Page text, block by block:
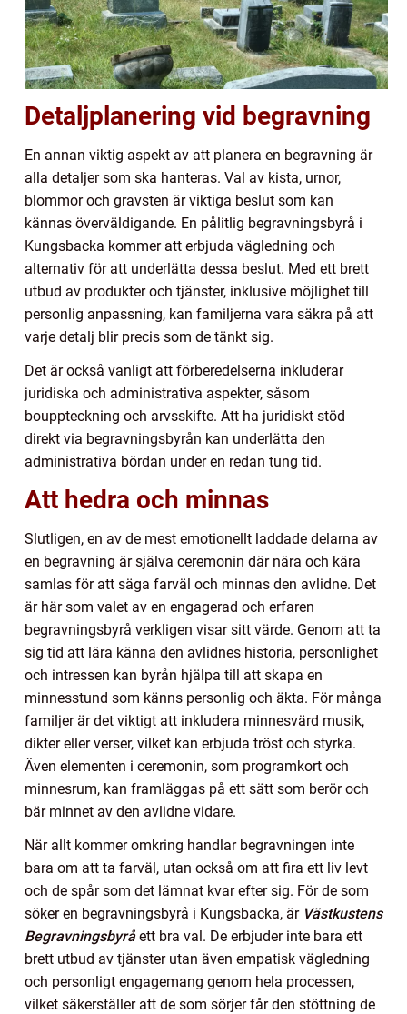
Detaljplanering vid begravning
En annan viktig aspekt av att planera en begravning är
alla detaljer som ska hanteras. Val av kista, urnor,
blommor och gravsten är viktiga beslut som kan
kännas överväldigande. En pålitlig begravningsbyrå i
Kungsbacka kommer att erbjuda vägledning och
alternativ för att underlätta dessa beslut. Med ett brett
utbud av produkter och tjänster, inklusive möjlighet till
personlig anpassning, kan familjerna vara säkra på att
varje detalj blir precis som de tänkt sig.
Det är också vanligt att förberedelserna inkluderar
juridiska och administrativa aspekter, såsom
bouppteckning och arvsskifte. Att ha juridiskt stöd
direkt via begravningsbyrån kan underlätta den
administrativa bördan under en redan tung tid.
Att hedra och minnas
Slutligen, en av de mest emotionellt laddade delarna av
en begravning är själva ceremonin där nära och kära
samlas för att säga farväl och minnas den avlidne. Det
är här som valet av en engagerad och erfaren
begravningsbyrå verkligen visar sitt värde. Genom att ta
sig tid att lära känna den avlidnes historia, personlighet
och intressen kan byrån hjälpa till att skapa en
minnesstund som känns personlig och äkta. För många
familjer är det viktigt att inkludera minnesvärd musik,
dikter eller verser, vilket kan erbjuda tröst och styrka.
Även elementen i ceremonin, som programkort och
minnesrum, kan framläggas på ett sätt som berör och
bär minnet av den avlidne vidare.
När allt kommer omkring handlar begravningen inte
bara om att ta farväl, utan också om att fira ett liv levt
och de spår som det lämnat kvar efter sig. För de som
söker en begravningsbyrå i Kungsbacka, är Västkustens
Begravningsbyrå ett bra val. De erbjuder inte bara ett
brett utbud av tjänster utan även empatisk vägledning
och personligt engagemang genom hela processen,
vilket säkerställer att de som sörjer får den stöttning de